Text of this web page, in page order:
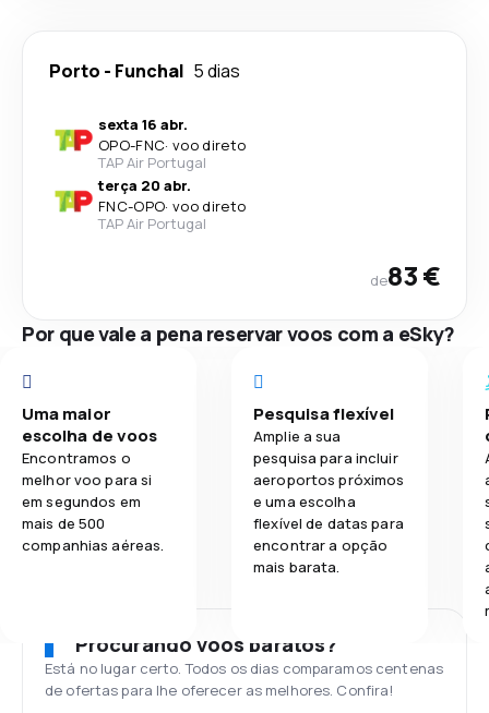
Porto - Funchal 5 dias
sexta 16 abr.
OPO-FNC· voo direto
TAP Air Portugal
terça 20 abr.
FNC-OPO· voo direto
TAP Air Portugal
de83 €
Por que vale a pena reservar voos com a eSky?
Uma maior
escolha de voos
Encontramos o
melhor voo para si
em segundos em
mais de 500
companhias aéreas.
Pesquisa flexível
Amplie a sua
pesquisa para incluir
aeroportos próximos
e uma escolha
flexível de datas para
encontrar a opção
mais barata.
Procurando voos baratos?
Está no lugar certo. Todos os dias comparamos centenas
de ofertas para lhe oferecer as melhores. Confira!